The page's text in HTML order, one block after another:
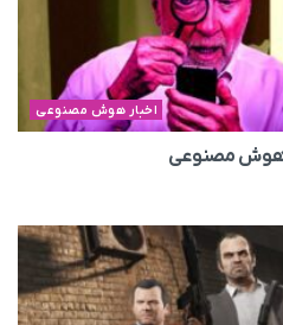
اخبار هوش مصنوعی
هوش مصنوعی